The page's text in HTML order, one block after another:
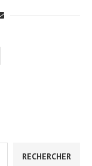
RECHERCHER